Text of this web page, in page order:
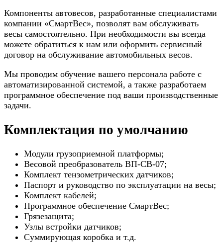
Компоненты автовесов, разработанные специалистами
компании «СмартВес», позволят вам обслуживать
весы самостоятельно. При необходимости вы всегда
можете обратиться к нам или оформить сервисный
договор на обслуживание автомобильных весов.
Мы проводим обучение вашего персонала работе с
автоматизированной системой, а также разработаем
программное обеспечение под ваши производственные
задачи.
Комплектация по умолчанию
Модули грузоприемной платформы;
Весовой преобразователь ВП-СВ-07;
Комплект тензометрических датчиков;
Паспорт и руководство по эксплуатации на весы;
Комплект кабелей;
Программное обеспечение СмартВес;
Грязезащита;
Узлы встройки датчиков;
Суммирующая коробка и т.д.